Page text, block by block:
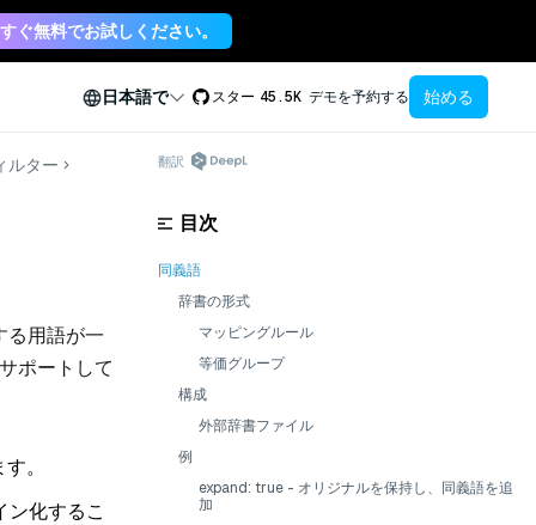
ぐ無料でお試しください。
日本語で スター 45.5K デモを予約する 始める
ルター
る用語が一
ポートして
。
ン化するこ
翻訳
目次
同義語
辞書の形式
マッピングルール
等価グループ
構成
外部辞書ファイル
例
expand: true - オリジナルを保持し、同義語を追
加